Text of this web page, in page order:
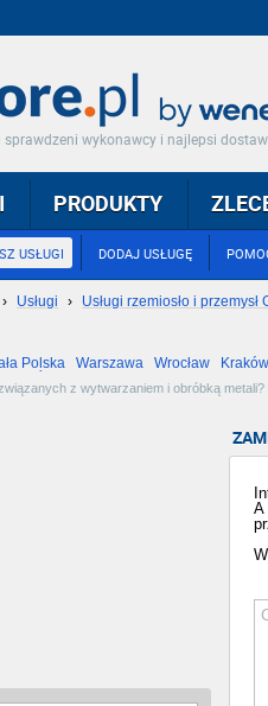
sprawdzeni wykonawcy i najlepsi
USŁUGI DODAJ USŁUGĘ
PRODUKTY
› Usługi › Usługi rzemiosło i przemysł
Polska Warszawa Wrocław Kraków
z wytwarzaniem i obróbką
A